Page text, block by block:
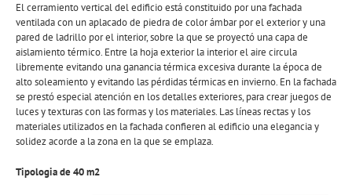
El cerramiento vertical del edificio está constituido por una fachada
ventilada con un aplacado de piedra de color ámbar por el exterior y una
pared de ladrillo por el interior, sobre la que se proyectó una capa de
aislamiento térmico. Entre la hoja exterior la interior el aire circula
libremente evitando una ganancia térmica excesiva durante la época de
alto soleamiento y evitando las pérdidas térmicas en invierno. En la fachada
se prestó especial atención en los detalles exteriores, para crear juegos de
luces y texturas con las formas y los materiales. Las líneas rectas y los
materiales utilizados en la fachada confieren al edificio una elegancia y
solidez acorde a la zona en la que se emplaza.
Tipologia de 40 m2